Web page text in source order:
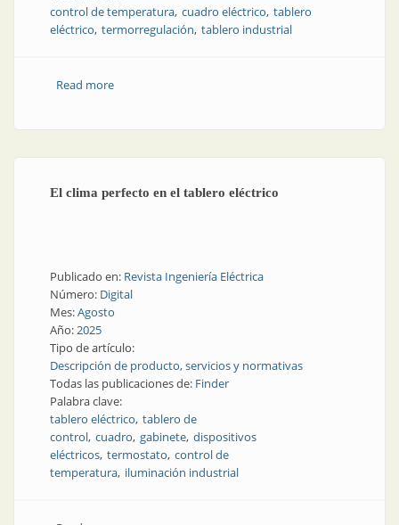
control de temperatura cuadro eléctrico tablero
eléctrico termorregulación tablero industrial
Read moreabout Nunca fue tan fácil configurar la temperatura
El clima perfecto en el tablero eléctrico
Publicado en: Revista Ingeniería Eléctrica
Número: Digital
Mes:Agosto
Año:2025
Tipo de artículo:
Descripción de producto, servicios y normativas
Todas las publicaciones de: Finder
Palabra clave:
tablero eléctrico tablero de
control cuadro gabinete dispositivos
eléctricos termostato control de
temperatura iluminación industrial